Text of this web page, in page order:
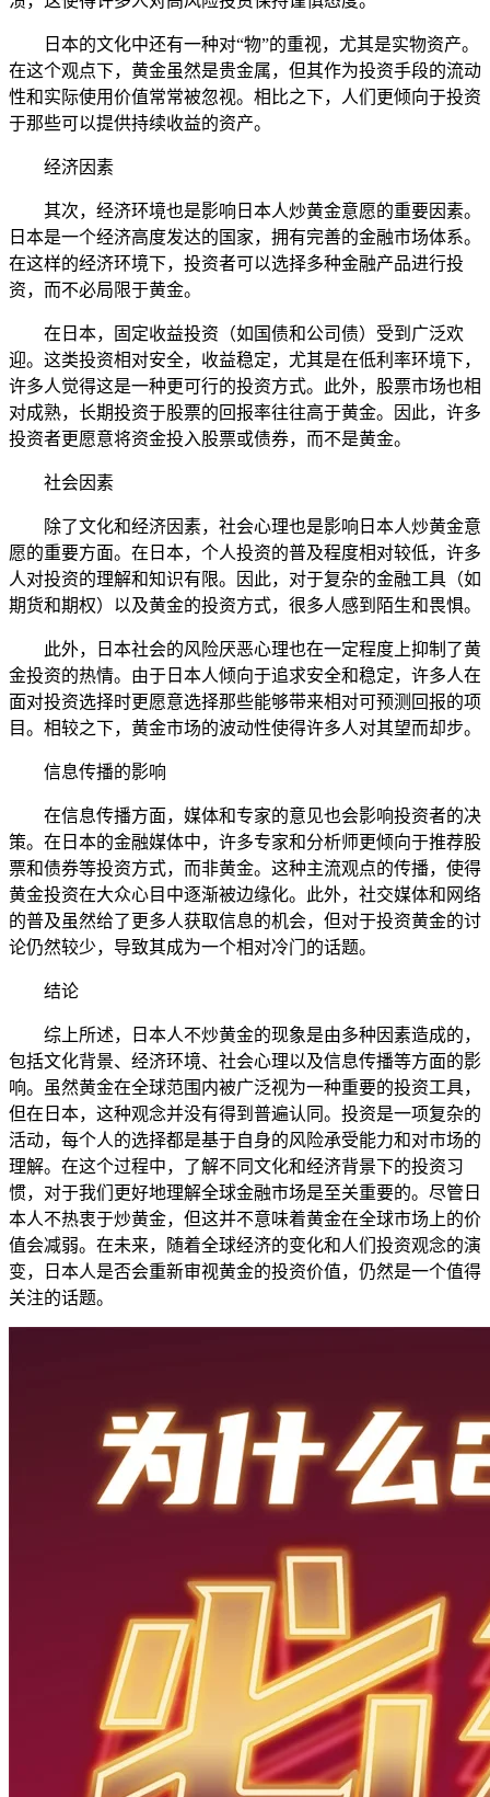
日本的文化中还有一种对“物”的重视，尤其是实物资产。
在这个观点下，黄金虽然是贵金属，但其作为投资手段的流动
性和实际使用价值常常被忽视。相比之下，人们更倾向于投资
于那些可以提供持续收益的资产。
经济因素
其次，经济环境也是影响日本人炒黄金意愿的重要因素。
日本是一个经济高度发达的国家，拥有完善的金融市场体系。
在这样的经济环境下，投资者可以选择多种金融产品进行投
资，而不必局限于黄金。
在日本，固定收益投资（如国债和公司债）受到广泛欢
迎。这类投资相对安全，收益稳定，尤其是在低利率环境下，
许多人觉得这是一种更可行的投资方式。此外，股票市场也相
对成熟，长期投资于股票的回报率往往高于黄金。因此，许多
投资者更愿意将资金投入股票或债券，而不是黄金。
社会因素
除了文化和经济因素，社会心理也是影响日本人炒黄金意
愿的重要方面。在日本，个人投资的普及程度相对较低，许多
人对投资的理解和知识有限。因此，对于复杂的金融工具（如
期货和期权）以及黄金的投资方式，很多人感到陌生和畏惧。
此外，日本社会的风险厌恶心理也在一定程度上抑制了黄
金投资的热情。由于日本人倾向于追求安全和稳定，许多人在
面对投资选择时更愿意选择那些能够带来相对可预测回报的项
目。相较之下，黄金市场的波动性使得许多人对其望而却步。
信息传播的影响
在信息传播方面，媒体和专家的意见也会影响投资者的决
策。在日本的金融媒体中，许多专家和分析师更倾向于推荐股
票和债券等投资方式，而非黄金。这种主流观点的传播，使得
黄金投资在大众心目中逐渐被边缘化。此外，社交媒体和网络
的普及虽然给了更多人获取信息的机会，但对于投资黄金的讨
论仍然较少，导致其成为一个相对冷门的话题。
结论
综上所述，日本人不炒黄金的现象是由多种因素造成的，
包括文化背景、经济环境、社会心理以及信息传播等方面的影
响。虽然黄金在全球范围内被广泛视为一种重要的投资工具，
但在日本，这种观念并没有得到普遍认同。投资是一项复杂的
活动，每个人的选择都是基于自身的风险承受能力和对市场的
理解。在这个过程中，了解不同文化和经济背景下的投资习
惯，对于我们更好地理解全球金融市场是至关重要的。尽管日
本人不热衷于炒黄金，但这并不意味着黄金在全球市场上的价
值会减弱。在未来，随着全球经济的变化和人们投资观念的演
变，日本人是否会重新审视黄金的投资价值，仍然是一个值得
关注的话题。